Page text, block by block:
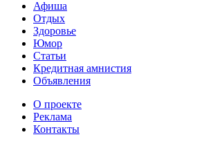
Афиша
Отдых
Здоровье
Юмор
Статьи
Кредитная амнистия
Объявления
О проекте
Реклама
Контакты